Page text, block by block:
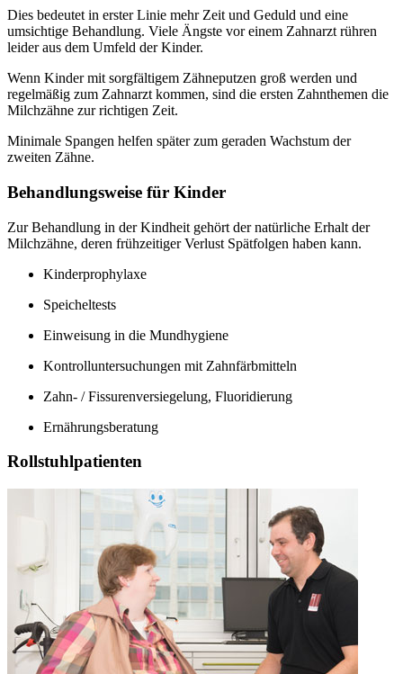
Dies bedeutet in erster Linie mehr Zeit und Geduld und eine
umsichtige Behandlung. Viele Ängste vor einem Zahnarzt rühren
leider aus dem Umfeld der Kinder.
Wenn Kinder mit sorgfältigem Zähneputzen groß werden und
regelmäßig zum Zahnarzt kommen, sind die ersten Zahnthemen die
Milchzähne zur richtigen Zeit.
Minimale Spangen helfen später zum geraden Wachstum der
zweiten Zähne.
Behandlungsweise für Kinder
Zur Behandlung in der Kindheit gehört der natürliche Erhalt der
Milchzähne, deren frühzeitiger Verlust Spätfolgen haben kann.
Kinderprophylaxe
Speicheltests
Einweisung in die Mundhygiene
Kontrolluntersuchungen mit Zahnfärbmitteln
Zahn- / Fissurenversiegelung, Fluoridierung
Ernährungsberatung
Rollstuhlpatienten